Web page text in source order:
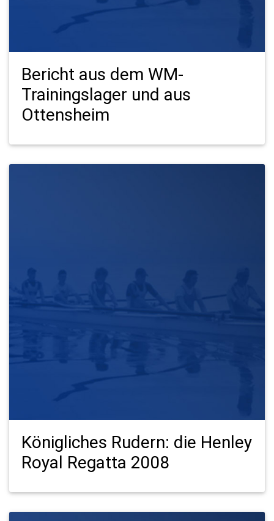
Bericht aus dem WM-
Trainingslager und aus
Ottensheim
Königliches Rudern: die Henley
Royal Regatta 2008